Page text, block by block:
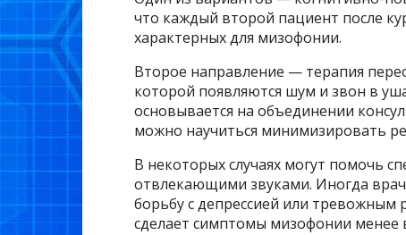
что каждый второй пациент после
характерных для мизофонии.
Второе направление — терапия
которой появляются шум и звон в
основывается на объединении
можно научиться минимизировать
В некоторых случаях могут помочь
отвлекающими звуками. Иногда
борьбу с депрессией или тревожным
сделает симптомы мизофонии